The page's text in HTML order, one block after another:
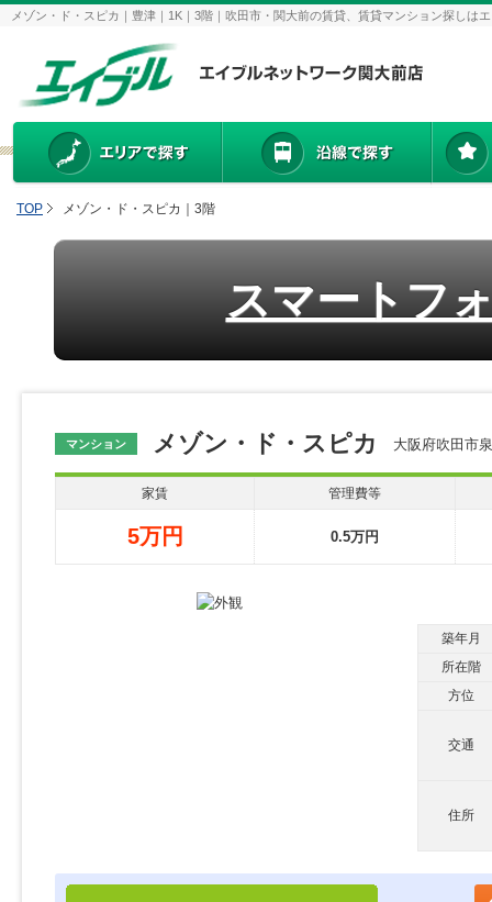
メゾン・ド・スピカ｜豊津｜1K｜3階｜吹田市・関大前の賃貸、賃貸マンション探しは
TOP メゾン・ド・スピカ｜3階
スマートフ
マンション メゾン・ド・スピカ 大阪府吹田市
家賃 管理費等
5万円 0.5万円
築年月
所在階
方位
交通
住所